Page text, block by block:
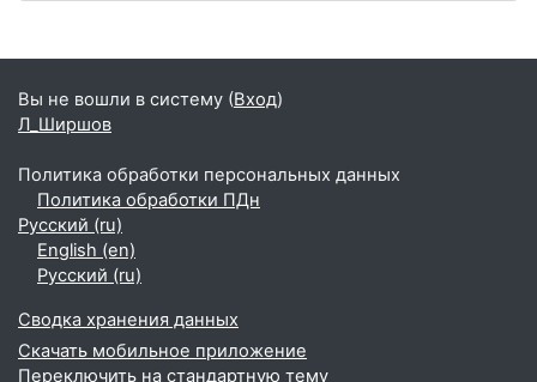
Дополнительные блоки
Вы не вошли в систему (Вход)
Л_Ширшов
Политика обработки персональных данных
Политика обработки ПДн
Русский ‎(ru)‎
English ‎(en)‎
Русский ‎(ru)‎
Сводка хранения данных
Скачать мобильное приложение
Переключить на стандартную тему